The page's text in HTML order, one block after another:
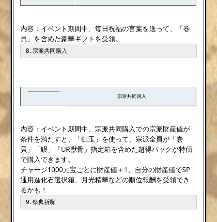
内容：イベント期間中、毎日祝福の言葉を送って、「巻
貝」を含めた豪華ギフトを受領。
8.宗派共同購入
宗派共同購入
内容：イベント期間中、宗派共同購入での宗派財産値が
条件を満たすと、「虹玉」を使って、宗派全員が「巻
貝」「鰻」「UR獣骨」指定箱を含めた超得パックが特価
で購入できます。
チャージ1000元宝ごとに財産値＋1、自分の財産値でSP
通用進化石選択箱、月光精華などの順位報酬を受領でき
るかも！
9.祭典祈願